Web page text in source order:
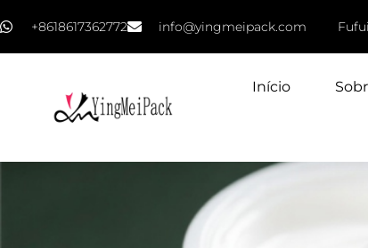
+8618617362772 info@yingmeipack.com
Início